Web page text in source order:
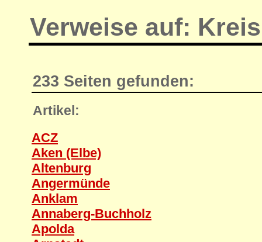
Verweise auf: Kreis
233 Seiten gefunden:
Artikel:
ACZ
Aken (Elbe)
Altenburg
Angermünde
Anklam
Annaberg-Buchholz
Apolda